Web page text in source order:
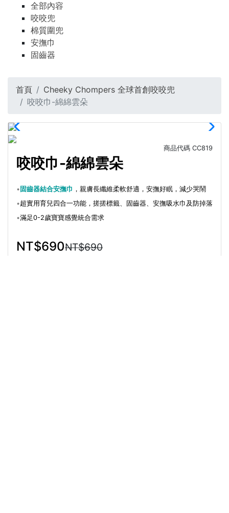
全部內容
咬咬兜
棉質圍兜
安撫巾
固齒器
首頁
Cheeky Chompers 全球首創咬咬兜
咬咬巾-綿綿雲朵
商品代碼 CC819
咬咬巾-綿綿雲朵
• 固齒器結合安撫巾 ，親膚長纖維柔軟舒適，安撫好眠，減少哭鬧
•超實用育兒四合一功能，搓搓標籤、固齒器、安撫吸水巾及防掉落
•滿足0-2歲寶寶感覺統合需求
NT$690NT$690